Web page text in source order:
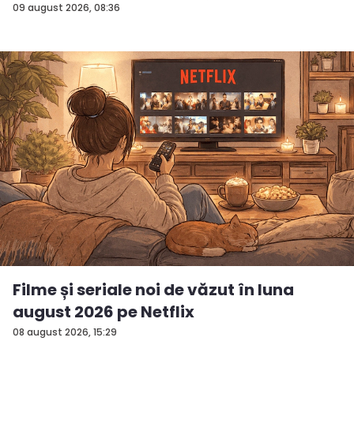
09 august 2026, 08:36
08 august 2026, 15:29
Filme și seriale noi de văzut în luna
august 2026 pe Netflix